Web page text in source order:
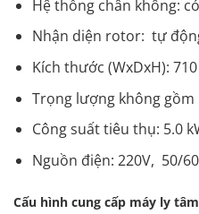
Hệ thống chân không: có
Nhận diện rotor: tự
Kích thước (WxDxH):
Trọng lượng không gồm
Công suất tiêu thụ: 5.0
Nguồn điện: 220V, 50/
Cấu hình cung cấp máy ly